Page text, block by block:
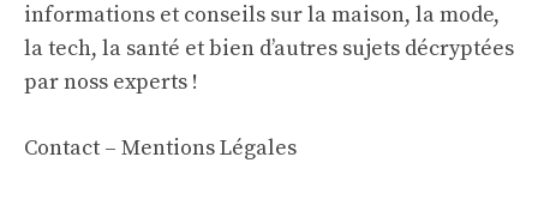
informations et conseils sur la maison, la mode,
la tech, la santé et bien d’autres sujets décryptées
par noss experts !
Contact – Mentions Légales